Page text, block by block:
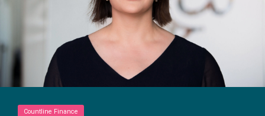
Countline Finance